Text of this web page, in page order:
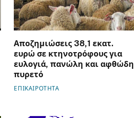
Αποζημιώσεις 38,1 εκατ.
ευρώ σε κτηνοτρόφους για
ευλογιά, πανώλη και αφθώδη
πυρετό
ΕΠΙΚΑΙΡΟΤΗΤΑ